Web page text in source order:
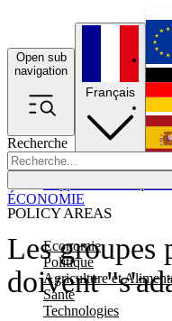
Open sub
navigation
Recherche
POLICY AREAS
Economie
Politique
Agriculture et
Santé
Technologies
Français
Les groupes
doivent
ÉCONOMIE